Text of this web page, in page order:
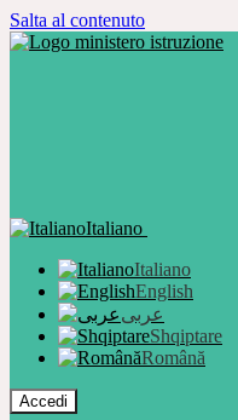
Salta al contenuto
Italiano
Italiano
English
عربى
Shqiptare
Română
Accedi